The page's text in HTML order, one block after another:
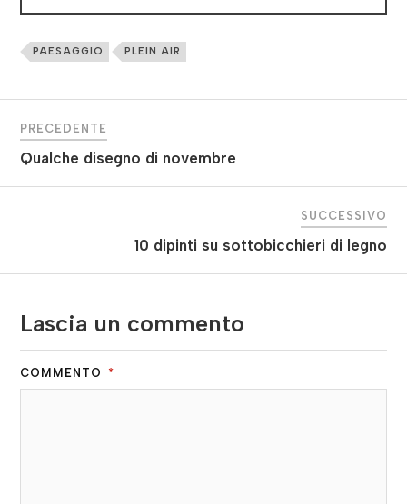
PAESAGGIO PLEIN AIR
PRECEDENTE
Qualche disegno di novembre
SUCCESSIVO
10 dipinti su sottobicchieri di legno
Lascia un commento
COMMENTO *